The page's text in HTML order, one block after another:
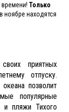
Только
ноябре находятся
приятных
отпуску.
позволит
популярные
и пляжи Тихого